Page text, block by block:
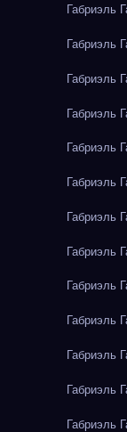
Габриэль
Габриэль
Габриэль
Габриэль
Габриэль
Габриэль
Габриэль
Габриэль
Габриэль
Габриэль
Габриэль
Габриэль
Габриэль